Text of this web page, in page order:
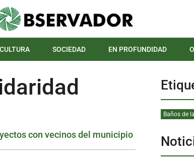
CULTURA SOCIEDAD EN PROFUNDIDAD
con vecinos del municipio
Baños de